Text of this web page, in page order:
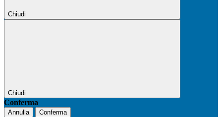
Chiudi
Chiudi
Conferma
Annulla Conferma